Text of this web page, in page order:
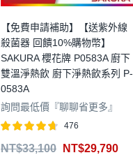
【免費申請補助】【送紫外線
殺菌器 回饋10%購物幣】
SAKURA 櫻花牌 P0583A 廚下
雙溫淨熱飲 廚下淨熱飲系列 P-
0583A
詢問最低價『聊聊省更多』
評分4.64
滿分 5
476
NT$33,100 NT$29,790